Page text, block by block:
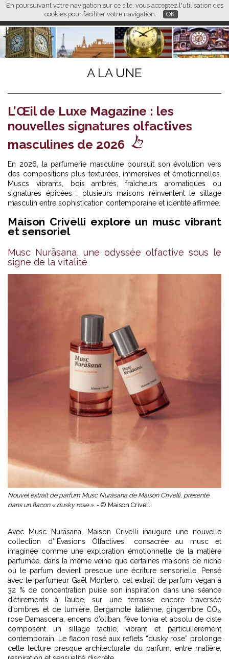
En poursuivant votre navigation sur ce site, vous acceptez l'utilisation des
cookies pour faciliter votre navigation.
OK
FR EN CN
L M
A LA UNE
L’Œil de Luxe Magazine : les
nouvelles signatures olfactives
masculines de 2026
En 2026, la parfumerie masculine poursuit son évolution vers
des compositions plus texturées, immersives et émotionnelles.
Muscs vibrants, bois ambrés, fraîcheurs aromatiques ou
signatures épicées : plusieurs maisons réinventent le sillage
masculin entre sophistication contemporaine et identité affirmée.
Maison Crivelli explore un musc vibrant
et sensoriel
Musc Nurāsana, une odyssée olfactive sous le
signe de la vitalité
Nouvel extrait de parfum Musc Nurāsana de Maison Crivelli, présenté
dans un flacon « dusky rose ». - © Maison Crivelli
Avec Musc Nurāsana, Maison Crivelli inaugure une nouvelle
collection d’“Évasions Olfactives” consacrée au musc et
imaginée comme une exploration émotionnelle de la matière
parfumée, dans la même veine que certaines maisons de niche
où le parfum devient presque une écriture sensorielle. Pensé
avec le parfumeur Gaël Montero, cet extrait de parfum vegan à
32 % de concentration puise son inspiration dans une séance
d’étirements à l’aube, sur une terrasse encore traversée
d’ombres et de lumière. Bergamote italienne, gingembre CO₂,
rose Damascena, encens d’oliban, fève tonka et absolu de ciste
composent un sillage tactile, vibrant et particulièrement
contemporain. Le flacon rosé aux reflets “dusky rose” prolonge
cette lecture presque architecturale du parfum, entre matière,